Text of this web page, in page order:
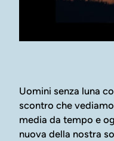
Uomini senza luna
scontro che
media da tempo e
nuova della nostra